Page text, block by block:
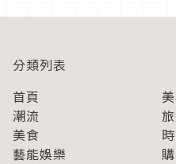
分類列表
首頁
潮流
美食
藝能娛樂